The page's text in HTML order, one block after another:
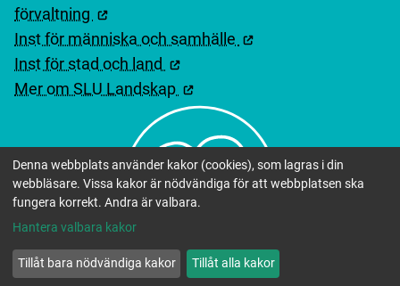
förvaltning
Inst för människa och samhälle
Inst för stad och land
Mer om SLU Landskap
Denna webbplats använder kakor (cookies), som lagras i din
webbläsare. Vissa kakor är nödvändiga för att webbplatsen ska
fungera korrekt. Andra är valbara.
Hantera valbara kakor
Tillåt bara nödvändiga kakor Tillåt alla kakor